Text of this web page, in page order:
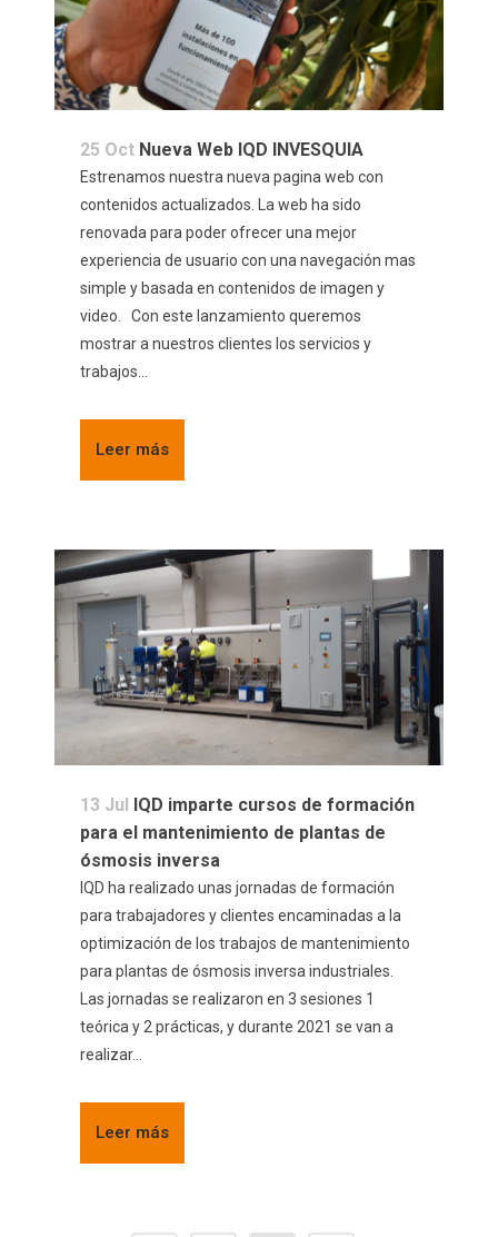
25 Oct Nueva Web IQD INVESQUIA
Estrenamos nuestra nueva pagina web con
contenidos actualizados. La web ha sido
renovada para poder ofrecer una mejor
experiencia de usuario con una navegación mas
simple y basada en contenidos de imagen y
video. Con este lanzamiento queremos
mostrar a nuestros clientes los servicios y
trabajos...
Leer más
13 Jul
IQD imparte cursos de formación
para el mantenimiento de plantas de
ósmosis inversa
IQD ha realizado unas jornadas de formación
para trabajadores y clientes encaminadas a la
optimización de los trabajos de mantenimiento
para plantas de ósmosis inversa industriales.
Las jornadas se realizaron en 3 sesiones 1
teórica y 2 prácticas, y durante 2021 se van a
realizar...
Leer más